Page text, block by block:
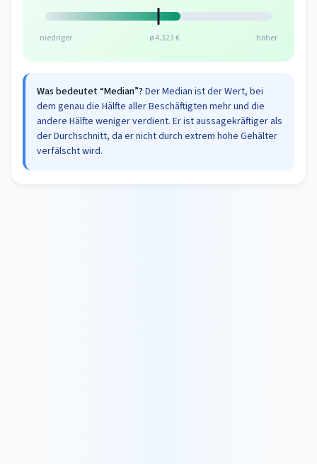
niedriger ø 4.323 € höher
Was bedeutet “Median”? Der Median ist der Wert, bei
dem genau die Hälfte aller Beschäftigten mehr und die
andere Hälfte weniger verdient. Er ist aussagekräftiger als
der Durchschnitt, da er nicht durch extrem hohe Gehälter
verfälscht wird.